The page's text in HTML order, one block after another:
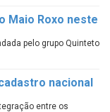
Maio Roxo neste
pelo grupo Quinteto
nacional
entre os